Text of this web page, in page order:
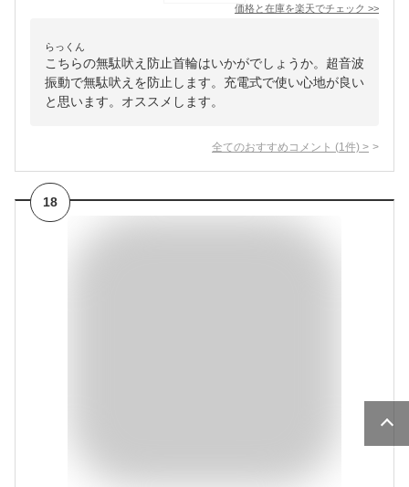
価格と在庫を楽天でチェック >>
らっくん
こちらの無駄吠え防止首輪はいかがでしょうか。超音波
振動で無駄吠えを防止します。充電式で使い心地が良い
と思います。オススメします。
全てのおすすめコメント (1 件) >
18